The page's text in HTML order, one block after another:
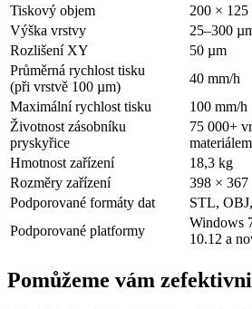
Tiskový objem
200 ×
Výška vrstvy
25–300
Rozlišení XY
50 µm
Průměrná rychlost tisku
(při vrstvě 100 µm)
40 mm/h
Maximální rychlost tisku
100 mm/h
Životnost zásobníku
pryskyřice
75 000+
Hmotnost zařízení
18,3 kg
Rozměry zařízení
398 ×
Podporované formáty dat
STL,
Podporované platformy
Windows
10.12 a
Pomůžeme vám